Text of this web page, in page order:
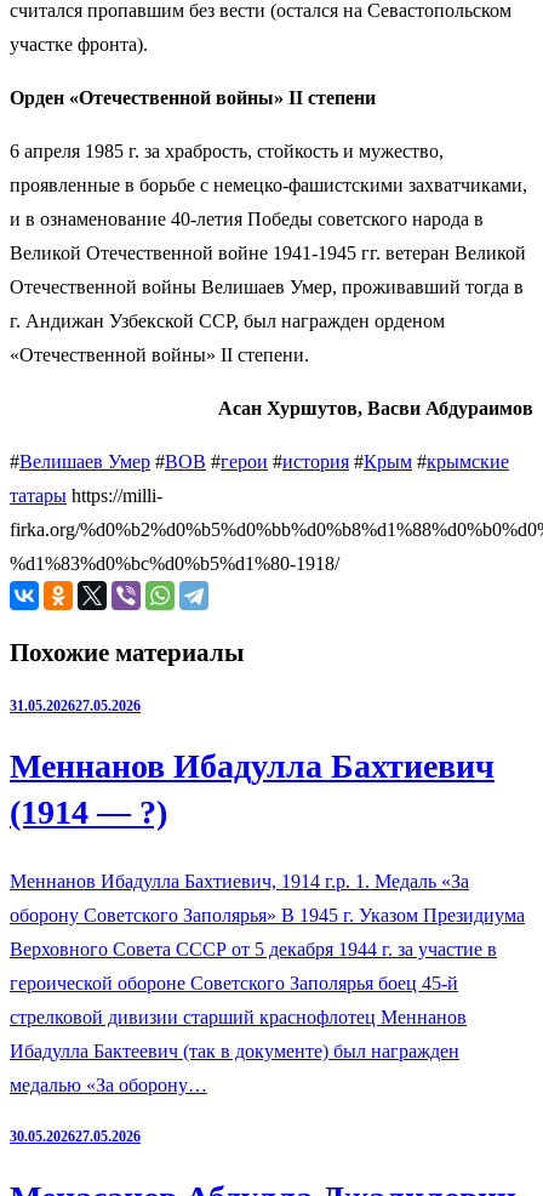
считался пропавшим без вести (остался на Севастопольском
участке фронта).
Орден «Отечественной войны» II степени
6 апреля 1985 г. за храбрость, стойкость и мужество,
проявленные в борьбе с немецко-фашистскими захватчиками,
и в ознаменование 40-летия Победы советского народа в
Великой Отечественной войне 1941-1945 гг. ветеран Великой
Отечественной войны Велишаев Умер, проживавший тогда в
г. Андижан Узбекской ССР, был награжден орденом
«Отечественной войны» II степени.
Асан Хуршутов, Васви Абдураимов
#Велишаев Умер #ВОВ #герои #история #Крым #крымские
татары https://milli-
firka.org/
%d1%83%d0%bc%d0%b5%d1%80-1918/
Похожие материалы
31.05.202627.05.2026
Меннанов Ибадулла Бахтиевич
(1914 — ?)
Меннанов Ибадулла Бахтиевич, 1914 г.р. 1. Медаль «За
оборону Советского Заполярья» В 1945 г. Указом Президиума
Верховного Совета СССР от 5 декабря 1944 г. за участие в
героической обороне Советского Заполярья боец 45-й
стрелковой дивизии старший краснофлотец Меннанов
Ибадулла Бактеевич (так в документе) был награжден
медалью «За оборону…
30.05.202627.05.2026